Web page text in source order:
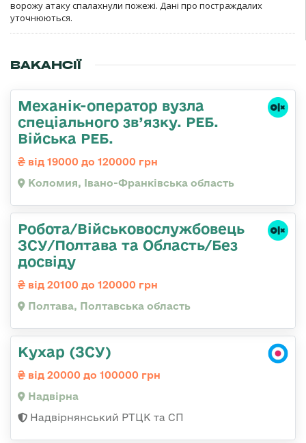
ворожу атаку спалахнули пожежі. Дані про постраждалих
уточнюються.
ВАКАНСІЇ
Механік-оператор вузла
спеціального зв’язку. РЕБ.
Війська РЕБ.
від 19000 до 120000 грн
Коломия, Івано-Франківська область
Робота/Військовослужбовець
ЗСУ/Полтава та Область/Без
досвіду
від 20100 до 120000 грн
Полтава, Полтавська область
Кухар (ЗСУ)
від 20000 до 100000 грн
Надвірна
Надвірнянський РТЦК та СП